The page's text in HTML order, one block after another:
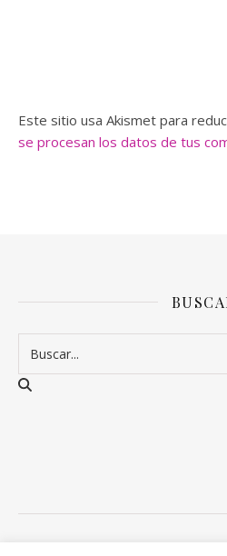
Este sitio usa Akismet para
se procesan los datos de tus